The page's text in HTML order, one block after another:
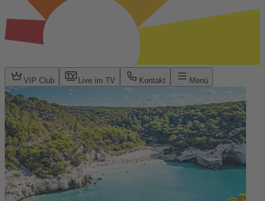
VIP Club Live im TV Kontakt Menü